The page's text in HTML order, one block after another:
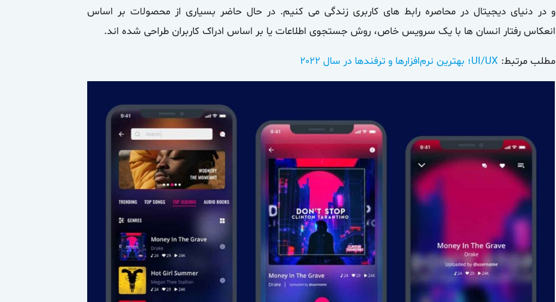
و در دنیای دیجیتال در محاصره رابط های کاربری زندگی می کنیم. در حال حاضر بسیاری از محصولات بر اساس
انعکاس رفتار انسان ها با یک سرویس خاص، روش جستجوی اطلاعات یا بر اساس ادراک کاربران طراحی شده اند.
مطلب مرتبط: UI/UX؛ بهترین نرم‌افزارها و ترفندها در سال 2022